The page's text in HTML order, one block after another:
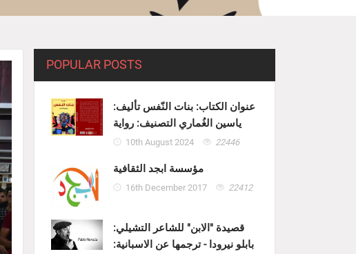
POPULAR POSTS
عنوان الكتاب: بنات النّفس تأليف:
ياسين الغُماري التصنيف: رواية
10th August 2024 22446
مؤسسة ابجد الثقافية
16th December 2017 22412
قصيدة "الابن" للشاعر التشيلي:
بابلو نيرودا - ترجمها عن الاسبانية: